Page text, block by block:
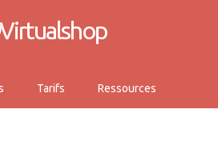
Tarifs Ressources